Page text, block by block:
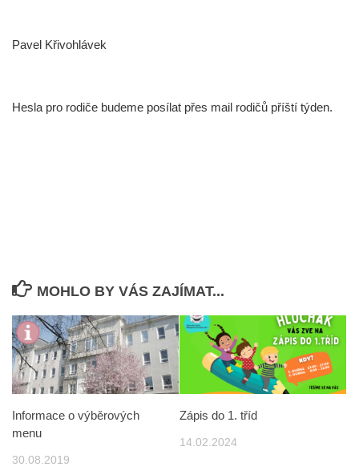
Pavel Křivohlávek
Hesla pro rodiče budeme posílat přes mail rodičů příští týden.
MOHLO BY VÁS ZAJÍMAT...
Informace o výběrových
menu
30.08.2019
Zápis do 1. tříd
14.02.2024